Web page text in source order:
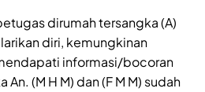
dirumah tersangka (A)
diri, kemungkinan
informasi/bocoran
(M H M) dan (F M M) sudah